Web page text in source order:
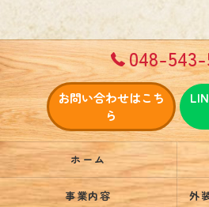
048-543-
お問い合わせはこち
ら
ホーム
事業内容 外